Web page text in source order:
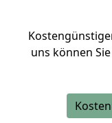
uns können